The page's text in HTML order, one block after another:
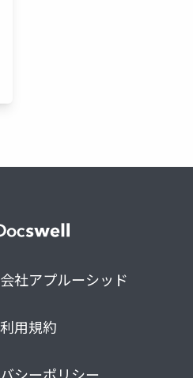
社アプルーシッド
利用規約
シーポリシー